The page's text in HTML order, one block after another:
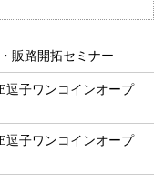
販路開拓セミナー
逗子ワンコインオープ
逗子ワンコインオープ